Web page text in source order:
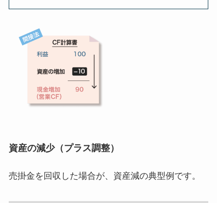
資産の減少（プラス調整）
売掛金を回収した場合が、資産減の典型例です。